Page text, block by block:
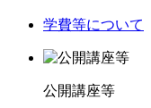
学費等について
公開講座等